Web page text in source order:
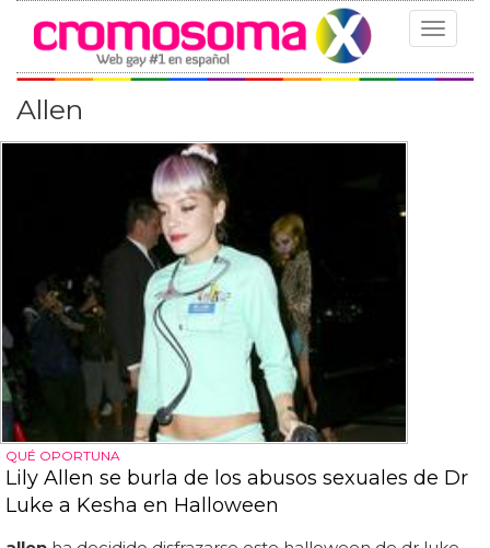
Toggle
Allen
QUÉ OPORTUNA
Lily Allen se burla de los abusos sexuales de Dr
Luke a Kesha en Halloween